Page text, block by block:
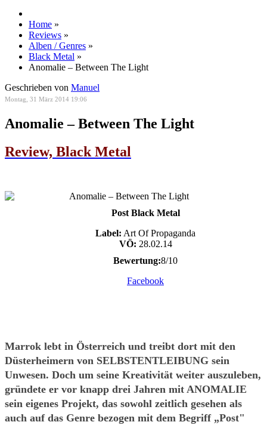
Home »
Reviews »
Alben / Genres »
Black Metal »
Anomalie – Between The Light
Geschrieben von Manuel
Montag, 31 März 2014 19:06
Anomalie – Between The Light
Review, Black Metal
Post Black Metal
Label: Art Of Propaganda
VÖ: 28.02.14
Bewertung:8/10
Facebook
Marrok lebt in Österreich und treibt dort mit den
Düsterheimern von SELBSTENTLEIBUNG sein
Unwesen. Doch um seine Kreativität weiter auszuleben,
gründete er vor knapp drei Jahren mit ANOMALIE
sein eigenes Projekt, das sowohl zeitlich gesehen als
auch auf das Genre bezogen mit dem Begriff „Post"